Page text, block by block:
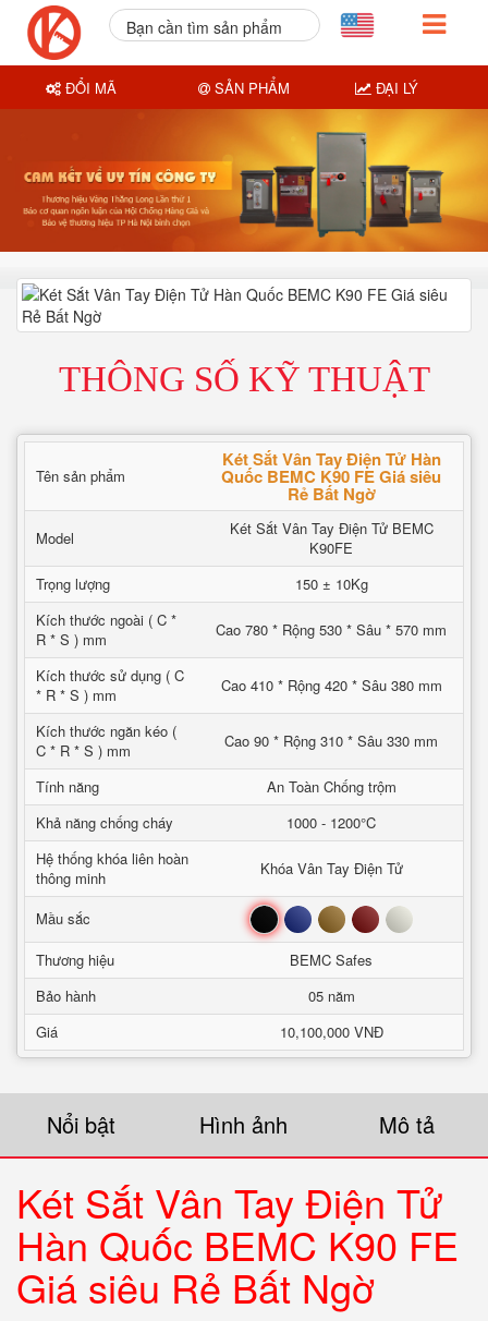
THÔNG SỐ KỸ THUẬT
Tên sản phẩm
Két Sắt Vân Tay Điện Tử Hàn
Quốc BEMC K90 FE Giá siêu
Rẻ Bất Ngờ
Model
Két Sắt Vân Tay Điện Tử BEMC
K90FE
Trọng lượng
150 ± 10Kg
Kích thước ngoài ( C *
R * S ) mm
Cao 780 * Rộng 530 * Sâu * 570 mm
Kích thước sử dụng ( C
* R * S ) mm
Cao 410 * Rộng 420 * Sâu 380 mm
Kích thước ngăn kéo (
C * R * S ) mm
Cao 90 * Rộng 310 * Sâu 330 mm
Tính năng
An Toàn Chống trộm
Khả năng chống cháy
1000 - 1200°C
Hệ thống khóa liên hoàn
thông minh
Khóa Vân Tay Điện Tử
Mầu sắc Đen Xanh Nâu Đỏ Trắng
Thương hiệu
BEMC Safes
Bảo hành
05 năm
Giá
10,100,000 VNĐ
Nổi bật Hình ảnh Mô tả
Két Sắt Vân Tay Điện Tử
Hàn Quốc BEMC K90 FE
Giá siêu Rẻ Bất Ngờ
Bạn cần tìm sản phẩm
ĐỔI MÃ SẢN PHẨM ĐẠI LÝ